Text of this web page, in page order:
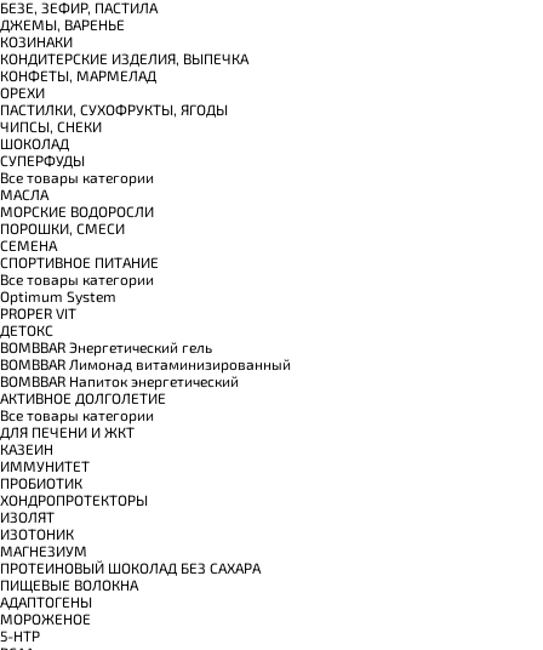
БЕЗЕ, ЗЕФИР, ПАСТИЛА
ДЖЕМЫ, ВАРЕНЬЕ
КОЗИНАКИ
КОНДИТЕРСКИЕ ИЗДЕЛИЯ, ВЫПЕЧКА
КОНФЕТЫ, МАРМЕЛАД
ОРЕХИ
ПАСТИЛКИ, СУХОФРУКТЫ, ЯГОДЫ
ЧИПСЫ, СНЕКИ
ШОКОЛАД
СУПЕРФУДЫ
Все товары категории
МАСЛА
МОРСКИЕ ВОДОРОСЛИ
ПОРОШКИ, СМЕСИ
СЕМЕНА
СПОРТИВНОЕ ПИТАНИЕ
Все товары категории
Optimum System
PROPER VIT
ДЕТОКС
BOMBBAR Энергетический гель
BOMBBAR Лимонад витаминизированный
BOMBBAR Напиток энергетический
АКТИВНОЕ ДОЛГОЛЕТИЕ
Все товары категории
ДЛЯ ПЕЧЕНИ И ЖКТ
КАЗЕИН
ИММУНИТЕТ
ПРОБИОТИК
ХОНДРОПРОТЕКТОРЫ
ИЗОЛЯТ
ИЗОТОНИК
МАГНЕЗИУМ
ПРОТЕИНОВЫЙ ШОКОЛАД БЕЗ САХАРА
ПИЩЕВЫЕ ВОЛОКНА
АДАПТОГЕНЫ
МОРОЖЕНОЕ
5-HTP